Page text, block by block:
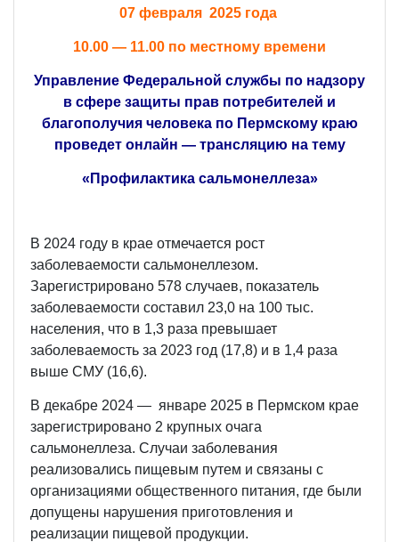
07 февраля 2025 года
10.00 — 11.00 по местному времени
Управление Федеральной службы по надзору
в сфере защиты прав потребителей и
благополучия человека по Пермскому краю
проведет онлайн — трансляцию на тему
«Профилактика сальмонеллеза»
В 2024 году в крае отмечается рост
заболеваемости сальмонеллезом.
Зарегистрировано 578 случаев, показатель
заболеваемости составил 23,0 на 100 тыс.
населения, что в 1,3 раза превышает
заболеваемость за 2023 год (17,8) и в 1,4 раза
выше СМУ (16,6).
В декабре 2024 — январе 2025 в Пермском крае
зарегистрировано 2 крупных очага
сальмонеллеза. Случаи заболевания
реализовались пищевым путем и связаны с
организациями общественного питания, где были
допущены нарушения приготовления и
реализации пищевой продукции.